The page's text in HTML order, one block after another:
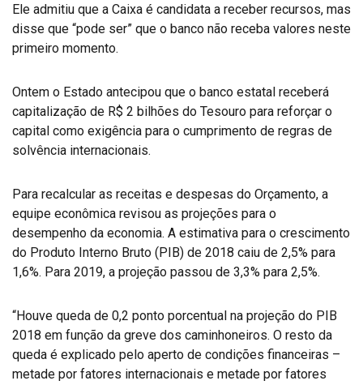
Ele admitiu que a Caixa é candidata a receber recursos, mas
disse que “pode ser” que o banco não receba valores neste
primeiro momento.
Ontem o Estado antecipou que o banco estatal receberá
capitalização de R$ 2 bilhões do Tesouro para reforçar o
capital como exigência para o cumprimento de regras de
solvência internacionais.
Para recalcular as receitas e despesas do Orçamento, a
equipe econômica revisou as projeções para o
desempenho da economia. A estimativa para o crescimento
do Produto Interno Bruto (PIB) de 2018 caiu de 2,5% para
1,6%. Para 2019, a projeção passou de 3,3% para 2,5%.
“Houve queda de 0,2 ponto porcentual na projeção do PIB
2018 em função da greve dos caminhoneiros. O resto da
queda é explicado pelo aperto de condições financeiras –
metade por fatores internacionais e metade por fatores